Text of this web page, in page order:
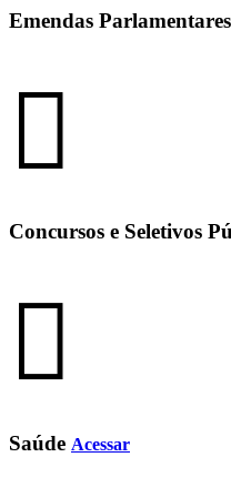
Emendas Parlamentares
Concursos e Seletivos
Saúde Acessar